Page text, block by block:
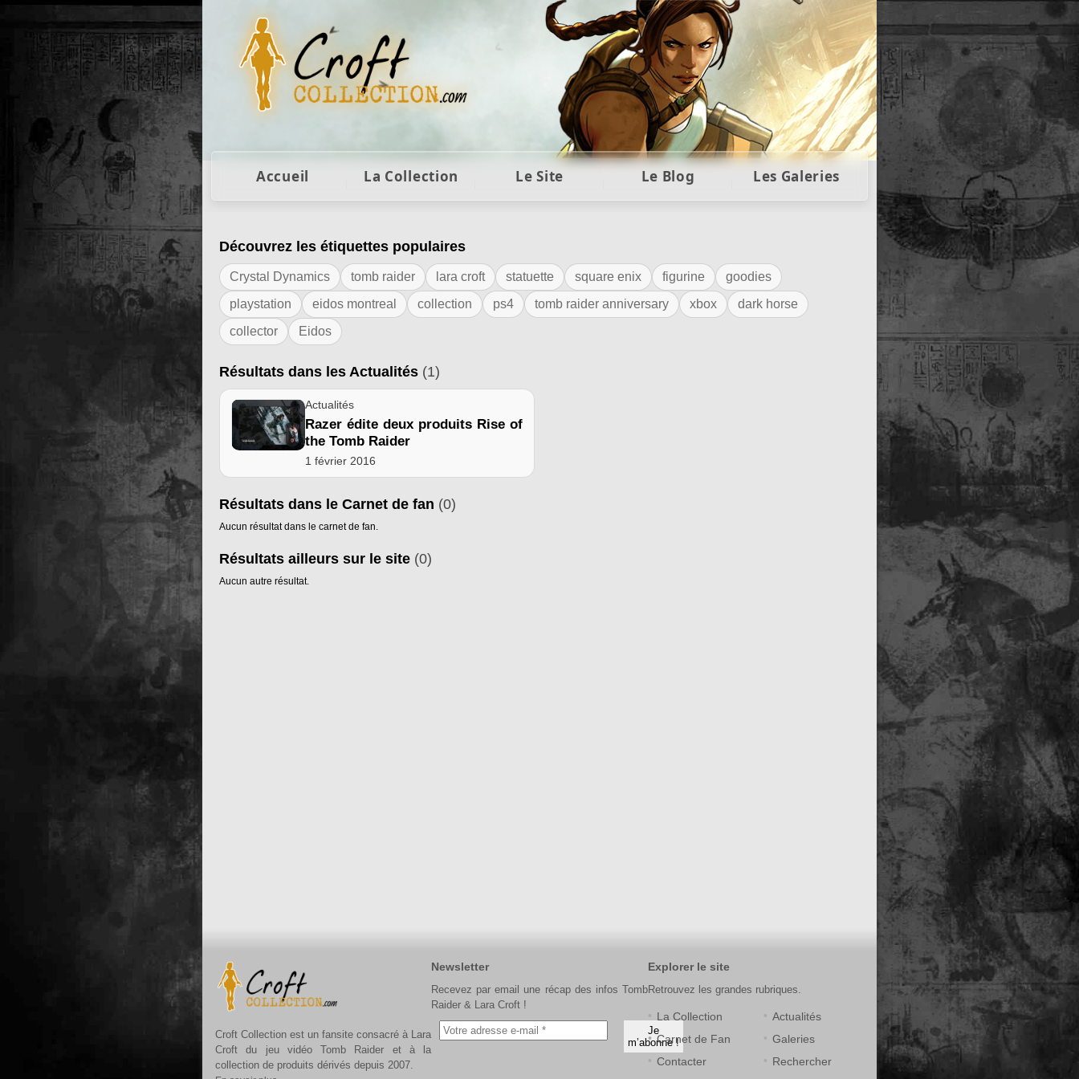
Figurines Lara Croft et collection Tomb Raider : statues, objets et collectors
Accueil La Collection Le Site Le Blog Les Galeries
Résultats de l'étiquette "souris"
Découvrez les étiquettes populaires
Crystal Dynamics tomb raider lara croft statuette square enix figurine
goodies
playstation
eidos montreal collection ps4 tomb raider anniversary xbox
dark horse
collector
Eidos
Résultats dans les Actualités (1)
Actualités
Razer édite deux produits Rise of
the Tomb Raider
1 février 2016
Résultats dans le Carnet de fan (0)
Aucun résultat dans le carnet de fan.
Résultats ailleurs sur le site (0)
Aucun autre résultat.
Croft Collection est un fansite consacré à Lara
Croft du jeu vidéo Tomb Raider et à la
collection de produits dérivés depuis 2007.
Newsletter
Recevez par email une récap des infos Tomb
Raider & Lara Croft !
Explorer le site
Retrouvez les grandes rubriques.
La Collection
Actualités
Carnet de Fan
Galeries
Contacter
Rechercher